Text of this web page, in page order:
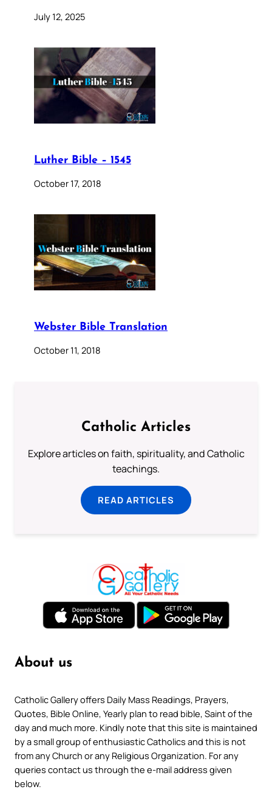
July 12, 2025
Luther Bible – 1545
October 17, 2018
Webster Bible Translation
October 11, 2018
Catholic Articles
Explore articles on faith, spirituality, and Catholic
teachings.
READ ARTICLES
About us
Catholic Gallery offers Daily Mass Readings, Prayers,
Quotes, Bible Online, Yearly plan to read bible, Saint of the
day and much more. Kindly note that this site is maintained
by a small group of enthusiastic Catholics and this is not
from any Church or any Religious Organization. For any
queries contact us through the e-mail address given
below.